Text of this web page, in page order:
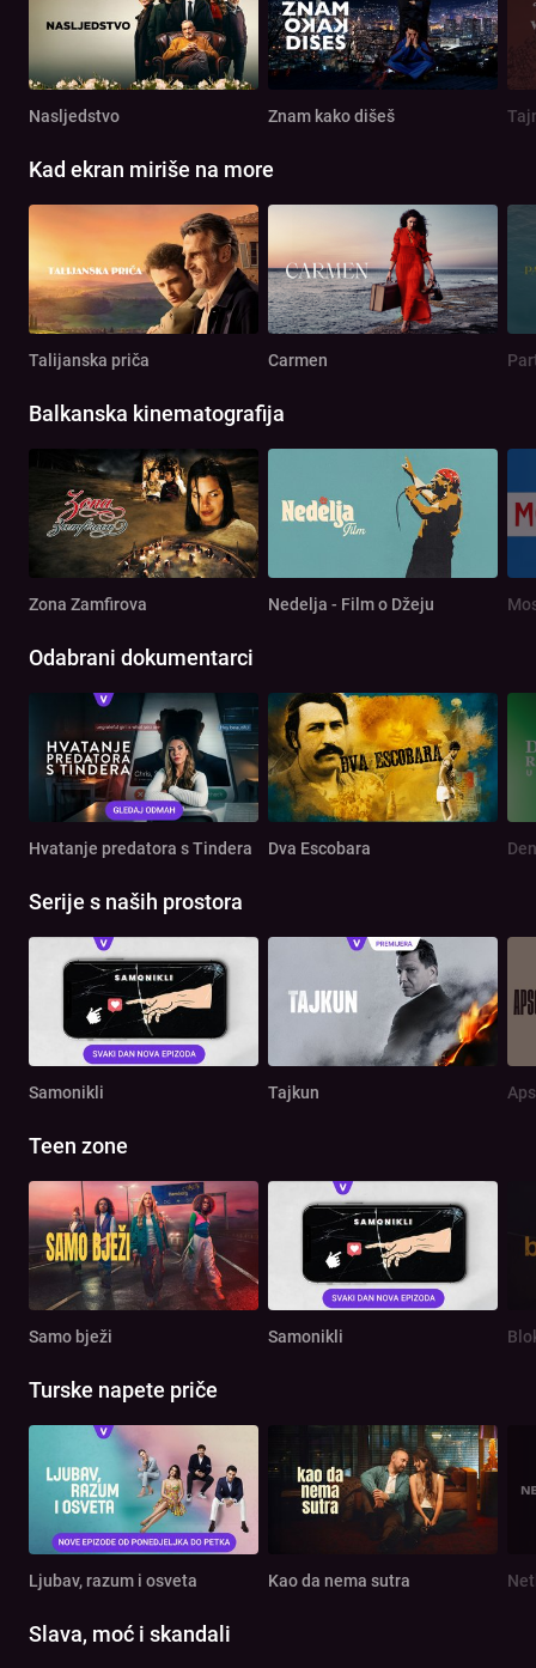
Nasljedstvo Znam kako dišeš
Kad ekran miriše na more
Talijanska priča Carmen
Balkanska kinematografija
Zona Zamfirova Nedelja - Film o Džeju
Odabrani dokumentarci
Hvatanje predatora s Tindera Dva Escobara
Serije s naših prostora
Samonikli Tajkun
Teen zone
Samo bježi Samonikli
Turske napete priče
Ljubav, razum i osveta Kao da nema sutra
Slava, moć i skandali